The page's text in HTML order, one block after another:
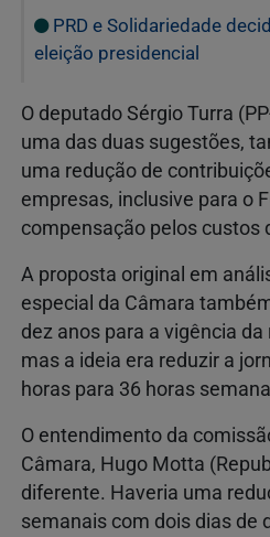
PRD e Solidariedade
eleição presidencial
O deputado Sérgio Turra
uma das duas sugestões,
uma redução de
empresas, inclusive para o
compensação pelos custos
A proposta original em
especial da Câmara
dez anos para a vigência
mas a ideia era reduzir a
horas para 36 horas
O entendimento da
Câmara, Hugo Motta
diferente. Haveria uma
semanais com dois dias de